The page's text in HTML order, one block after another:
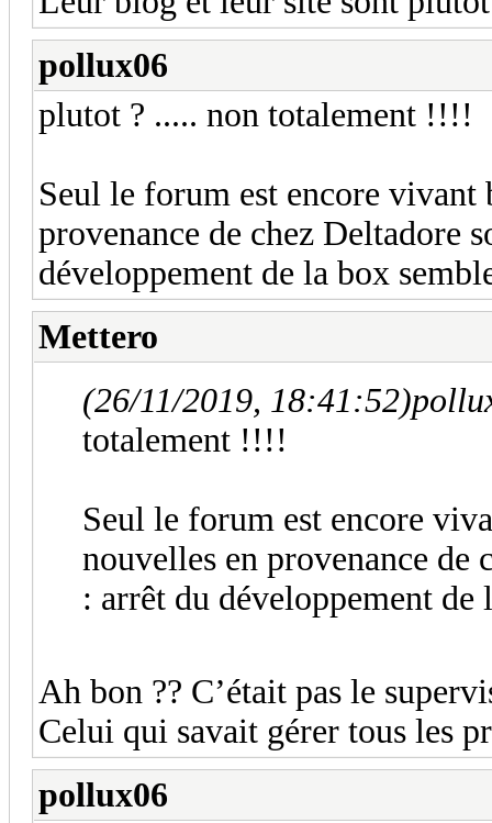
pollux06
plutot ? ..... non totalement !!!!
Seul le forum est encore
provenance de chez Deltadore
développement de la box
Mettero
(26/11/2019, 18:41:52)
totalement !!!!
Seul le forum est encore
nouvelles en provenance de
: arrêt du développement
Ah bon ?? C’était pas le
Celui qui savait gérer tous les
pollux06